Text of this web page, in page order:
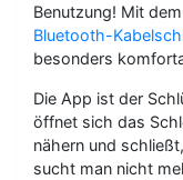
Benutzung! Mit dem
Bluetooth-
besonders
Die App ist der
öffnet sich das
nähern und
sucht man nicht